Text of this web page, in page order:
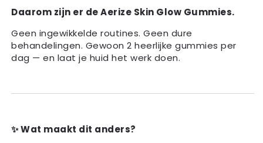
Daarom zijn er de Aerize Skin Glow Gummies.
Geen ingewikkelde routines. Geen dure
behandelingen. Gewoon 2 heerlijke gummies per
dag — en laat je huid het werk doen.
✨ Wat maakt dit anders?